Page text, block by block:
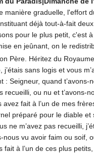
graduelle,
déjà tout-à-fait
pour le plus petit, c'est
en jeûnant, on le
Père. Héritez du
sans logis et vous
quand
ou nu et
fait à l’un de mes
préparé pour le diable et
ne m’avez pas recueilli,
vu avoir faim ou
à l’un de ces plus